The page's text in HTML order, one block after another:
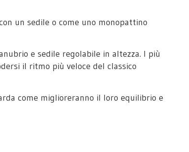
un sedile o come uno monopattino
e sedile regolabile in altezza. I più
il ritmo più veloce del classico
come miglioreranno il loro equilibrio e